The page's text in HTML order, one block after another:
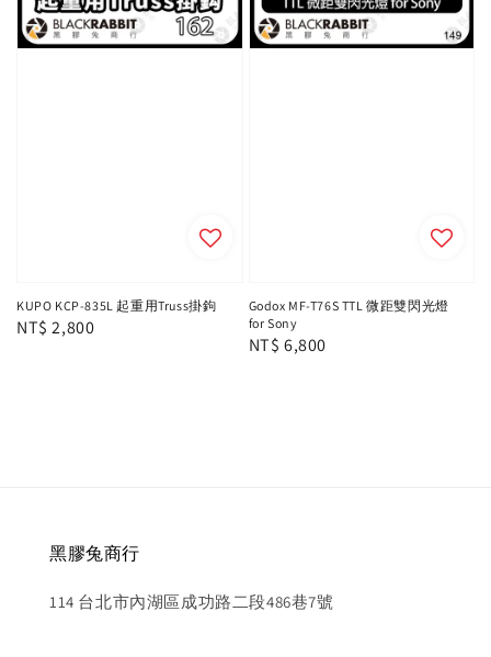
KUPO KCP-835L 起重用Truss掛鉤
Regular
NT$ 2,800
Godox MF-T76S TTL 微距雙閃光燈
for Sony
Regular
NT$ 6,800
黑膠兔商行
114 台北市內湖區成功路二段486巷7號